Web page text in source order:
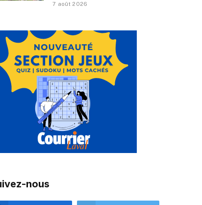
7 août 2026
nous